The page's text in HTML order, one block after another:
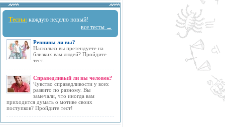
Тесты: каждую неделю новый!
все тесты →
Ревнивы ли вы?
Насколько вы претендуете на
близких вам людей? Пройдите
тест.
Справедливый ли вы человек?
Чувство справедливости у всех
развито по разному. Вы
замечали, что иногда вам
приходится думать о мотиве своих
поступков? Пройдите тест!